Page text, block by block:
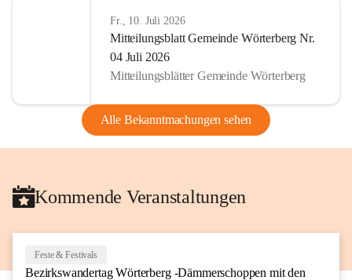
Fr., 10. Juli 2026
Mitteilungsblatt Gemeinde Wörterberg Nr.
04 Juli 2026
Mitteilungsblätter Gemeinde Wörterberg
Alle Bekanntmachungen sehen
Kommende Veranstaltungen
Feste & Festivals
Bezirkswandertag Wörterberg -Dämmerschoppen mit den